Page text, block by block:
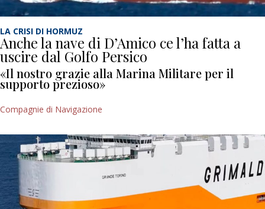
LA CRISI DI HORMUZ
Anche la nave di D’Amico ce l’ha fatta a
uscire dal Golfo Persico
«Il nostro grazie alla Marina Militare per il
supporto prezioso»
Compagnie di Navigazione